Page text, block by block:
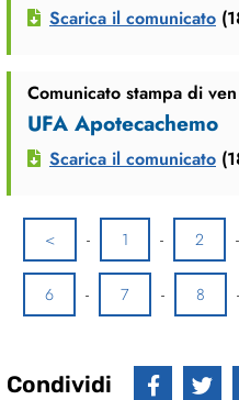
Scarica il comunicato
Comunicato stampa di
UFA Apotecachemo
Scarica il comunicato
< - 1 - 2 -
6 - 7 - 8 -
Condividi